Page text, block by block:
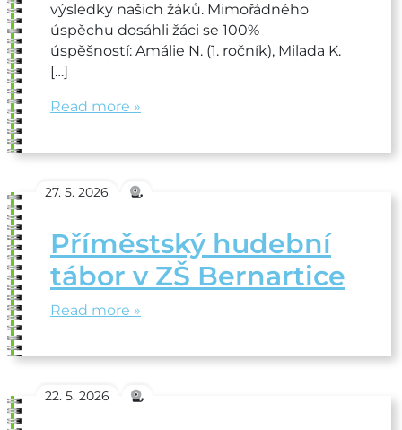
výsledky našich žáků. Mimořádného
úspěchu dosáhli žáci se 100%
úspěšností: Amálie N. (1. ročník), Milada K.
[…]
Read more »
27. 5. 2026
Příměstský hudební
tábor v ZŠ Bernartice
Read more »
22. 5. 2026